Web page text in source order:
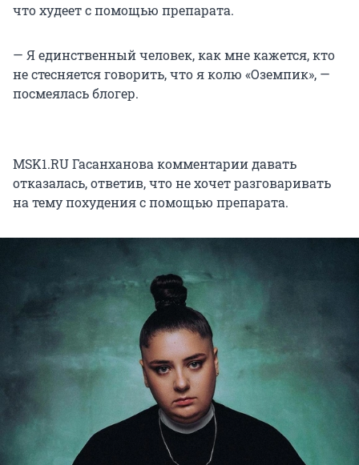
что худеет с помощью препарата.
— Я единственный человек, как мне кажется, кто
не стесняется говорить, что я колю «Оземпик», —
посмеялась блогер.
MSK1.RU Гасанханова комментарии давать
отказалась, ответив, что не хочет разговаривать
на тему похудения с помощью препарата.